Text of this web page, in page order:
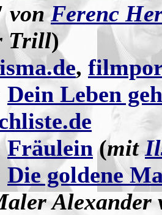
vonFerenc
Trill)
,
Dein Leben
Fräulein(mit
Die goldene